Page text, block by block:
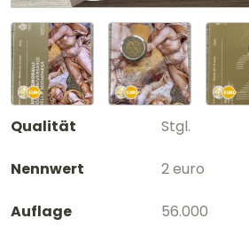
Qualität Stgl.
Nennwert 2 euro
Auflage 56.000